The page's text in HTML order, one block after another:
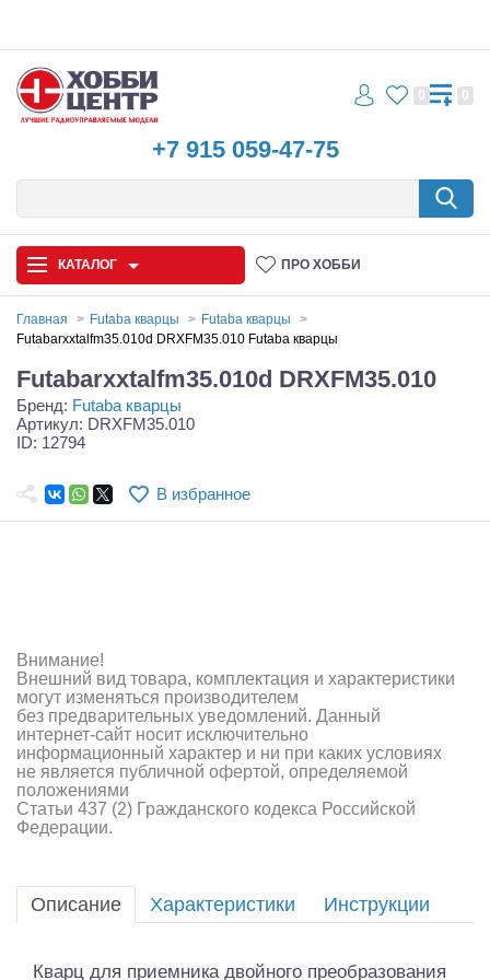
+7 915 059-47-75
0 0
КАТАЛОГ ПРО ХОББИ
Запчасти и аксессуары
Игрушки
Самолеты
Аппаратура и электроника
Аккумуляторы и батарейки
Зарядные устройства и блоки питания
Двигатели
Инструмент,измерительные приборы,расходники
Главная Futaba кварцы
Futaba кварцы
Futabarxxtalfm35.010d DRXFM35.010 Futaba кварцы
Futabarxxtalfm35.010d DRXFM35.010
Бренд: Futaba кварцы
Артикул: DRXFM35.010
ID: 12794
В избранное
Внимание!
Внешний вид товара, комплектация и характеристики
могут изменяться производителем
без предварительных уведомлений. Данный
интернет-сайт носит исключительно
информационный характер и ни при каких условиях
не является публичной офертой, определяемой
положениями
Статьи 437 (2) Гражданского кодекса Российской
Федерации.
Описание Характеристики Инструкции
Кварц для приемника двойного преобразования